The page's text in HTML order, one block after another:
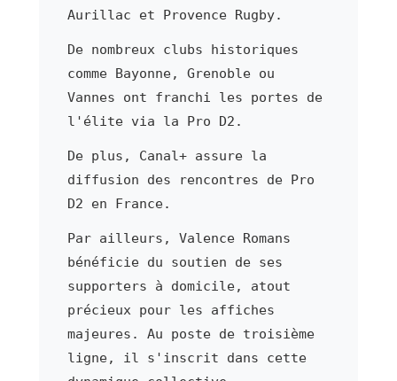
Aurillac et Provence Rugby.
De nombreux clubs historiques
comme Bayonne, Grenoble ou
Vannes ont franchi les portes de
l'élite via la Pro D2.
De plus, Canal+ assure la
diffusion des rencontres de Pro
D2 en France.
Par ailleurs, Valence Romans
bénéficie du soutien de ses
supporters à domicile, atout
précieux pour les affiches
majeures. Au poste de troisième
ligne, il s'inscrit dans cette